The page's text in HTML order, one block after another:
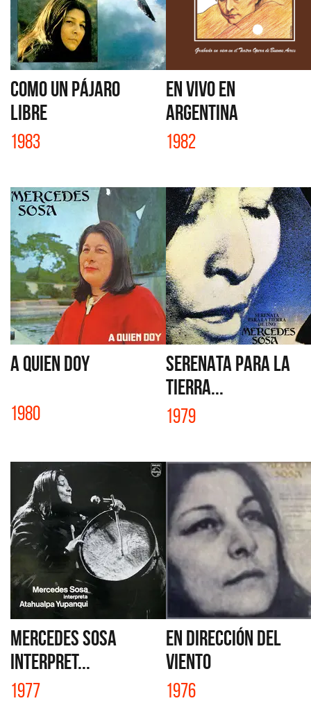
COMO UN PÁJARO
LIBRE
1983
EN VIVO EN
ARGENTINA
1982
A QUIEN DOY
1980
SERENATA PARA LA
TIERRA...
1979
MERCEDES SOSA
INTERPRET...
1977
EN DIRECCIÓN DEL
VIENTO
1976